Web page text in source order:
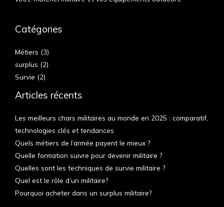
Catégories
Métiers (3)
surplus (2)
Survie (2)
Articles récents
Les meilleurs chars militaires au monde en 2025 : comparatif,
technologies clés et tendances
Quels métiers de l’armée payent le mieux ?
Quelle formation suivre pour devenir militaire ?
Quelles sont les techniques de survie militaire ?
Quel est le rôle d’un militaire?
Pourquoi acheter dans un surplus militaire?